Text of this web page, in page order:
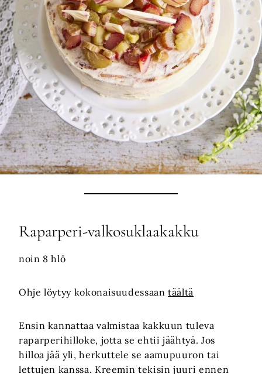
Raparperi-valkosuklaakakku
noin 8 hlö
Ohje löytyy kokonaisuudessaantäältä
Ensin kannattaa valmistaa kakkuun tuleva
raparperihilloke, jotta se ehtii jäähtyä. Jos
hilloa jää yli, herkuttele se aamupuuron tai
lettujen kanssa. Kreemin tekisin juuri ennen